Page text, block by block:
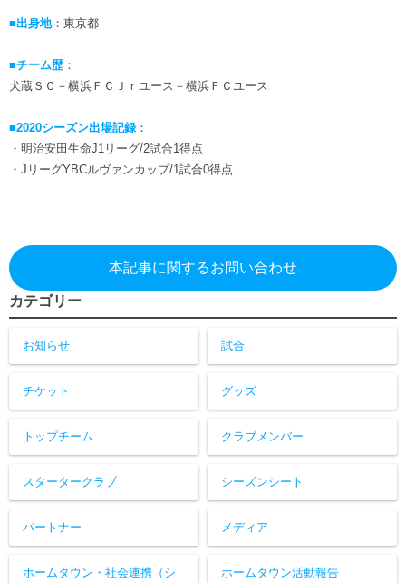
サステナビリティ
横浜FCスポーツクラブ
ニッパツ横浜FCシーガルズ
ゲームスチュワード
スタータークラブ
スペシャルコンテンツ
アカデミー選手
フェニックスクラブ
あしながドリーム基金
お問い合わせ
■出身地：東京都
■チーム歴 ：
犬蔵ＳＣ－横浜ＦＣＪｒユース－横浜ＦＣユース
■2020シーズン出場記録：
・明治安田生命J1リーグ/2試合1得点
・JリーグYBCルヴァンカップ/1試合0得点
本記事に関するお問い合わせ
カテゴリー
お知らせ 試合
チケット グッズ
トップチーム クラブメンバー
スタータークラブ シーズンシート
パートナー メディア
ホームタウン・社会連携（シ ホームタウン活動報告